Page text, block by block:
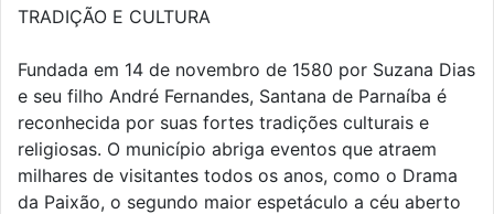
TRADIÇÃO E CULTURA
Fundada em 14 de novembro de 1580 por Suzana Dias
e seu filho André Fernandes, Santana de Parnaíba é
reconhecida por suas fortes tradições culturais e
religiosas. O município abriga eventos que atraem
milhares de visitantes todos os anos, como o Drama
da Paixão, o segundo maior espetáculo a céu aberto